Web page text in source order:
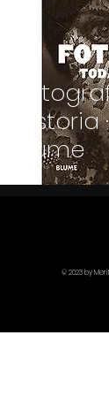
historia
Blume
© 2023 by